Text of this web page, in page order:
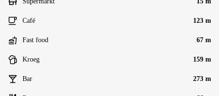
Café 123 m
Fast food 67 m
Kroeg 159 m
Bar 273 m